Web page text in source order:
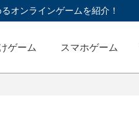
オンラインゲームを紹介！
ゲーム スマホゲーム